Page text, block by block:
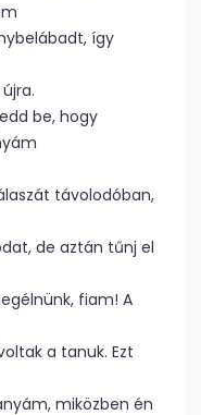
így
be, hogy
távolodóban,
de aztán tűnj el
fiam! A
a tanuk. Ezt
miközben én